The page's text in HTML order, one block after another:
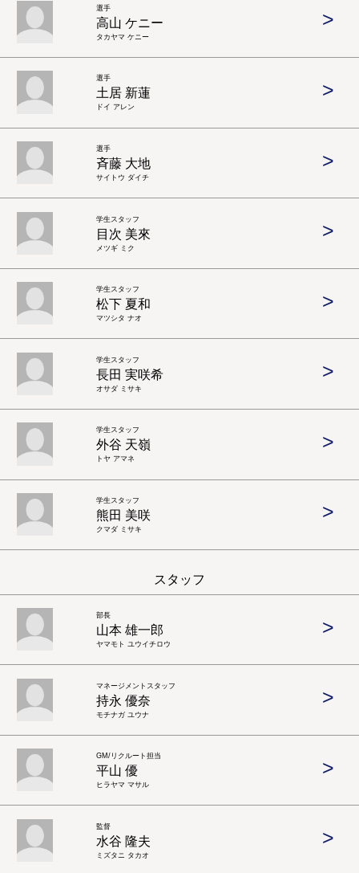
選手
高山 ケニー
タカヤマ ケニー
>
選手
土居 新蓮
ドイ アレン
>
選手
斉藤 大地
サイトウ ダイチ
>
学生スタッフ
目次 美來
メツギ ミク
>
学生スタッフ
松下 夏和
マツシタ ナオ
>
学生スタッフ
長田 実咲希
オサダ ミサキ
>
学生スタッフ
外谷 天嶺
トヤ アマネ
>
学生スタッフ
熊田 美咲
クマダ ミサキ
>
スタッフ
部長
山本 雄一郎
ヤマモト ユウイチロウ
>
マネージメントスタッフ
持永 優奈
モチナガ ユウナ
>
GM/リクルート担当
平山 優
ヒラヤマ マサル
>
監督
水谷 隆夫
ミズタニ タカオ
>